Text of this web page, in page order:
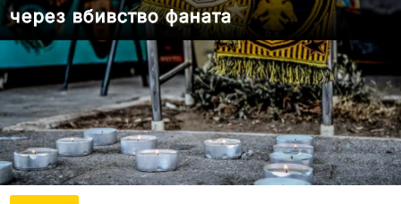
через вбивство фаната